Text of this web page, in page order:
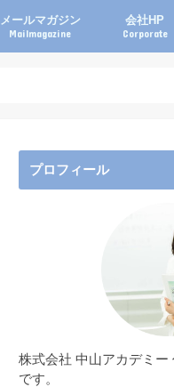
メールマガジン
Mailmagazine
会社HP
Corporate
プロフィール
株式会社 中山アカデミ
です。